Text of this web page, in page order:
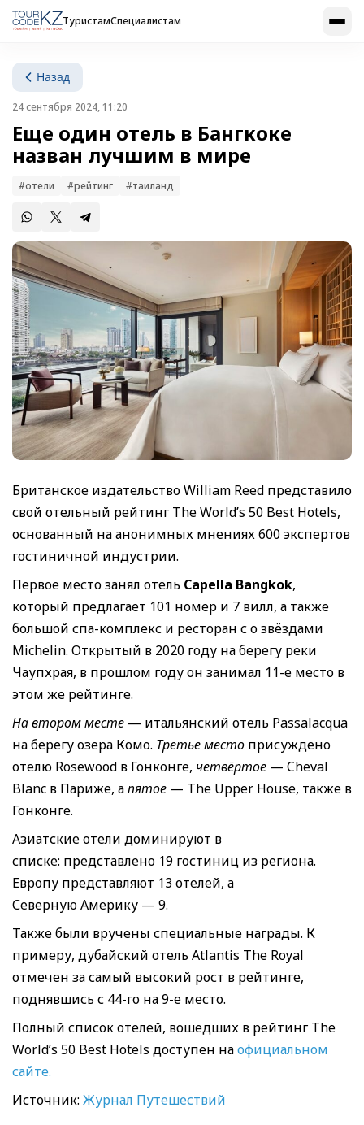
ТуристамСпециалистам
Назад
24 сентября 2024, 11:20
Еще один отель в Бангкоке
назван лучшим в мире
#отели #рейтинг #таиланд
Британское издательство William Reed представило
свой отельный рейтинг The World’s 50 Best Hotels,
основанный на анонимных мнениях 600 экспертов
гостиничной индустрии.
Первое место занял отель Capella Bangkok,
который предлагает 101 номер и 7 вилл, а также
большой спа-комплекс и ресторан с о звёздами
Michelin. Открытый в 2020 году на берегу реки
Чаупхрая, в прошлом году он занимал 11-е место в
этом же рейтинге.
На втором месте — итальянский отель Passalacqua
на берегу озера Комо. Третье место присуждено
отелю Rosewood в Гонконге, четвёртое — Cheval
Blanc в Париже, апятое — The Upper House, также в
Гонконге.
Азиатские отели доминируют в
списке: представлено 19 гостиниц из региона.
Европу представляют 13 отелей, а
Северную Америку — 9.
Также были вручены специальные награды. К
примеру, дубайский отель Atlantis The Royal
отмечен за самый высокий рост в рейтинге,
поднявшись с 44-го на 9-е место.
Полный список отелей, вошедших в рейтинг The
World’s 50 Best Hotels доступен наофициальном
сайте.
Источник: Журнал Путешествий